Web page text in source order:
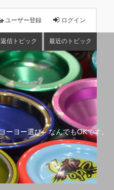
ログイン
ユーザー登録
信トピック 最近のトピック
ヨー選び、なんでもOKです。